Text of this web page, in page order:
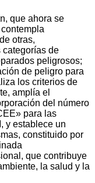
que ahora se
otras,
categorías de
peligrosos;
de peligro para
los criterios de
amplía el
del número
para las
y establece un
constituido por
que contribuye
la salud y la